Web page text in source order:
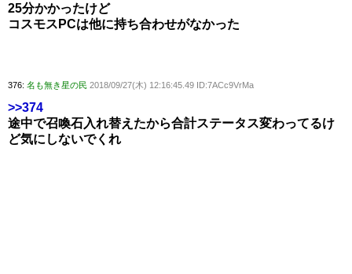
25分かかったけど
コスモスPCは他に持ち合わせがなかった
376: 名も無き星の民 2018/09/27(木) 12:16:45.49 ID:7ACc9VrMa
>>374
途中で召喚石入れ替えたから合計ステータス変わってるけ
ど気にしないでくれ